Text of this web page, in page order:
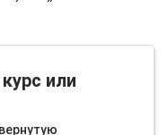
или